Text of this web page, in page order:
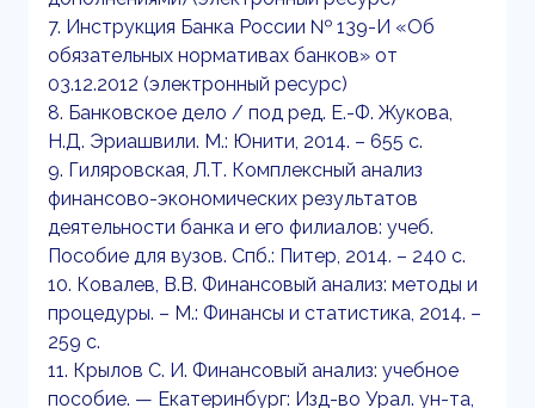
7. Инструкция Банка России № 139-И «Об
обязательных нормативах банков» от
03.12.2012 (электронный ресурс)
8. Банковское дело / под ред. Е.-Ф. Жукова,
Н.Д. Эриашвили. М.: Юнити, 2014. – 655 с.
9. Гиляровская, Л.Т. Комплексный анализ
финансово-экономических результатов
деятельности банка и его филиалов: учеб.
Пособие для вузов. Спб.: Питер, 2014. – 240 с.
10. Ковалев, В.В. Финансовый анализ: методы и
процедуры. – М.: Финансы и статистика, 2014. –
259 с.
11. Крылов С. И. Финансовый анализ: учебное
пособие. — Екатеринбург: Изд-во Урал. ун-та,